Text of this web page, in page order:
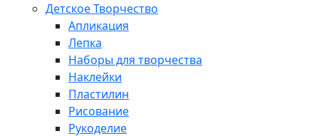
Детское Творчество
Апликация
Лепка
Наборы для творчества
Наклейки
Пластилин
Рисование
Рукоделие